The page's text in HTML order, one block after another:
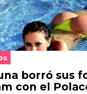
borró sus
con el